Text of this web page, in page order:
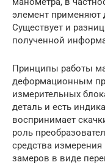
элемент применяют
Существует и
полученной
Принципы работы
деформационным
измерительных
деталь и есть
воспринимает
роль
средства измерения
замеров в виде